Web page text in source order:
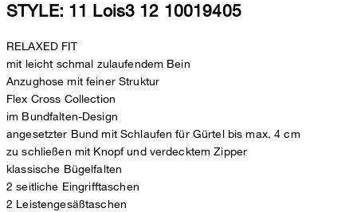
STYLE: 11 Lois3 12 10019405
RELAXED FIT
mit leicht schmal zulaufendem Bein
Anzughose mit feiner Struktur
Flex Cross Collection
im Bundfalten-Design
angesetzter Bund mit Schlaufen für Gürtel bis max. 4 cm
zu schließen mit Knopf und verdecktem Zipper
klassische Bügelfalten
2 seitliche Eingrifftaschen
2 Leistengesäßtaschen